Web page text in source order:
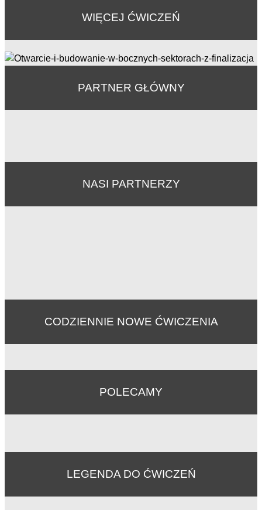
WIĘCEJ ĆWICZEŃ
PARTNER GŁÓWNY
NASI PARTNERZY
CODZIENNIE NOWE ĆWICZENIA
POLECAMY
LEGENDA DO ĆWICZEŃ